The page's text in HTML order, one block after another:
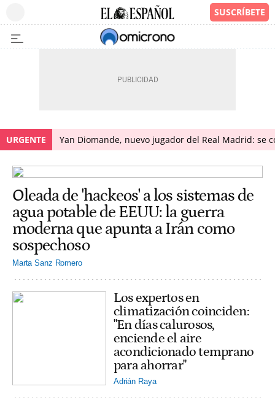
URGENTE Yan Diomande, nuevo jugador del Real Madrid: se
Oleada de 'hackeos' a los sistemas de
agua potable de EEUU: la guerra
moderna que apunta a Irán como
sospechoso
Marta Sanz Romero
Los expertos en
climatización coinciden:
"En días calurosos,
enciende el aire
acondicionado temprano
para ahorrar"
Adrián Raya